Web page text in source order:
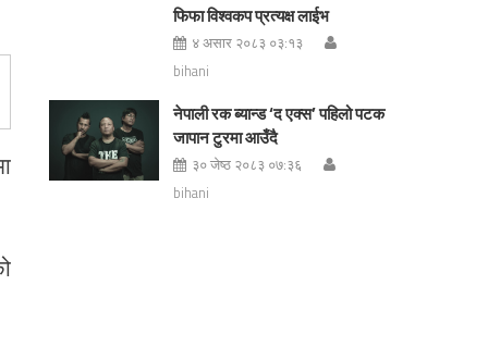
फिफा विश्वकप प्रत्यक्ष लाईभ
४ असार २०८३ ०३:१३
bihani
नेपाली रक ब्यान्ड ‘द एक्स’ पहिलो पटक
जापान टुरमा आउँदै
३० जेष्ठ २०८३ ०७:३६
bihani